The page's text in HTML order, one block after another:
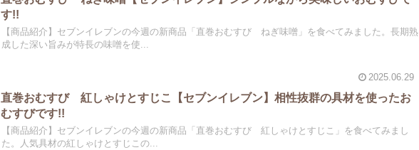
す!!
【商品紹介】セブンイレブンの今週の新商品「直巻おむすび ねぎ味噌」を食べてみました。長期熟
成した深い旨みが特長の味噌を使...
2025.06.29
直巻おむすび 紅しゃけとすじこ【セブンイレブン】相性抜群の具材を使ったお
むすびです!!
【商品紹介】セブンイレブンの今週の新商品「直巻おむすび 紅しゃけとすじこ」を食べてみまし
た。人気具材の紅しゃけとすじこの...